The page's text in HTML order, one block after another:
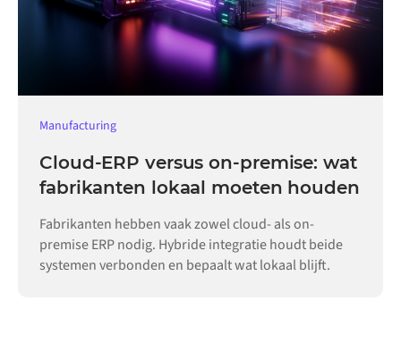
Manufacturing
Cloud-ERP versus on-premise: wat
fabrikanten lokaal moeten houden
Fabrikanten hebben vaak zowel cloud- als on-
premise ERP nodig. Hybride integratie houdt beide
systemen verbonden en bepaalt wat lokaal blijft.